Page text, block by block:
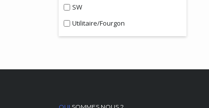
SW
Utilitaire/Fourgon